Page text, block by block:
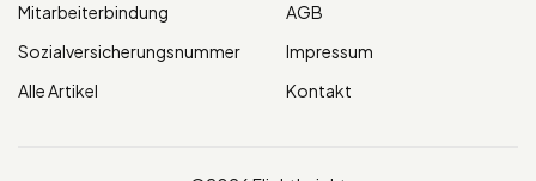
Mitarbeiterbindung
Sozialversicherungsnummer
Alle Artikel
AGB
Impressum
Kontakt